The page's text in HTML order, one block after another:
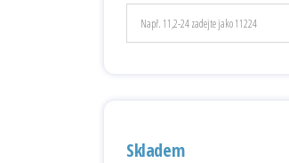
Skladem